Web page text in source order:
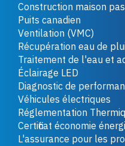
Construction maison
Puits canadien
Ventilation (VMC)
Récupération eau de
Traitement de l'eau et
Éclairage LED
Diagnostic de
Véhicules électriques
Réglementation
Certificat économie
L'assurance pour les